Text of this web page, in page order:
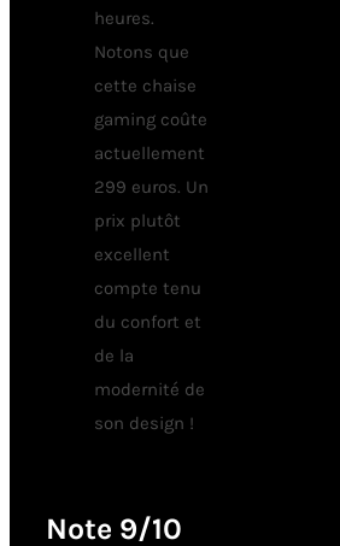
heures.
Notons que
cette chaise
gaming coûte
actuellement
299 euros. Un
prix plutôt
excellent
compte tenu
du confort et
de la
modernité de
son design !
Note 9/10